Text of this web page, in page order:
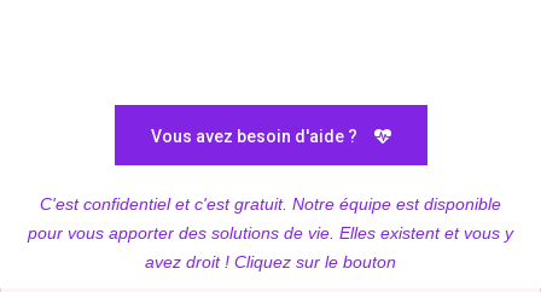
Vous avez besoin d'aide ?
C'est confidentiel et c'est gratuit. Notre équipe est disponible
pour vous apporter des solutions de vie. Elles existent et vous y
avez droit ! Cliquez sur le bouton